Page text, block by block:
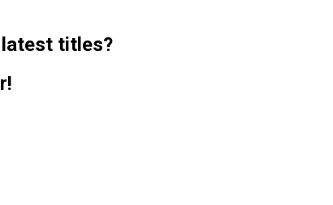
titles?